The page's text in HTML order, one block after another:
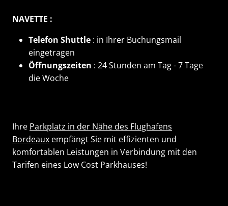
NAVETTE :
Telefon Shuttle : in Ihrer Buchungsmail
eingetragen
Öffnungszeiten : 24 Stunden am Tag - 7 Tage
die Woche
Ihre Parkplatz in der Nähe des Flughafens
Bordeaux empfängt Sie mit effizienten und
komfortablen Leistungen in Verbindung mit den
Tarifen eines Low Cost Parkhauses!